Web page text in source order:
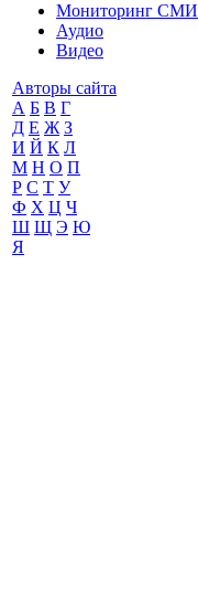
Мониторинг СМИ
Аудио
Видео
Авторы сайта
А Б В Г
Д Е Ж З
И Й К Л
М Н О П
Р С Т У
Ф Х Ц Ч
Ш Щ Э Ю
Я